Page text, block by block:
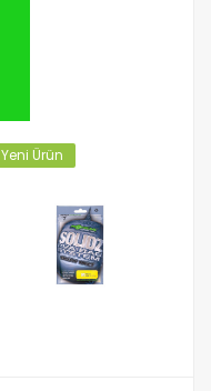
Yeni Ürün